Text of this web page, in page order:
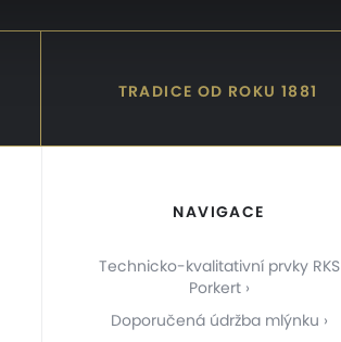
TRADICE OD ROKU 1881
NAVIGACE
Technicko-kvalitativní prvky RKS
Porkert
Doporučená údržba mlýnku